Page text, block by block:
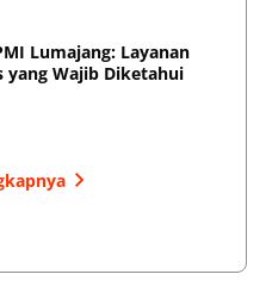
Lumajang: Layanan
yang Wajib Diketahui